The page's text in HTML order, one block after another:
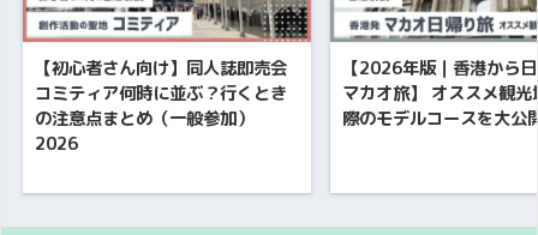
【初心者さん向け】同人誌即売会
コミティア何時に並ぶ？行くとき
の注意点まとめ（一般参加）
2026
【2026年版｜香港から
マカオ旅】 オススメ観光
際のモデルコースを大公